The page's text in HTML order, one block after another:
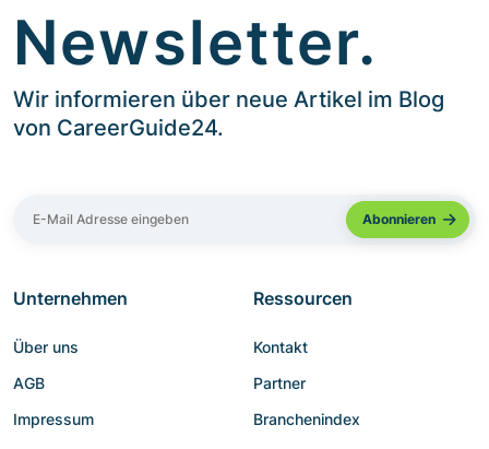
Newsletter.
Wir informieren über neue Artikel im Blog
von CareerGuide24.
Unternehmen
Über uns
AGB
Impressum
Ressourcen
Kontakt
Partner
Branchenindex